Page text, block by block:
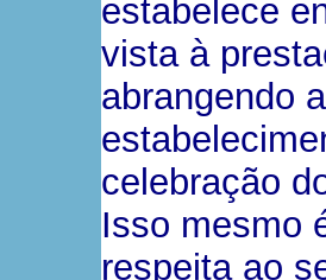
estabelece
vista à
abrangendo
celebração
Isso mesmo
respeita ao